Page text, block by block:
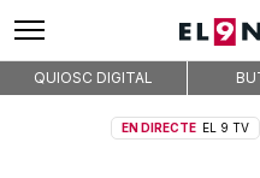
QUIOSC DIGITAL
EN DIRECTE EL 9 TV